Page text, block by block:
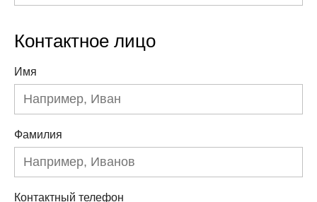
Контактное лицо
Имя
Фамилия
Контактный телефон